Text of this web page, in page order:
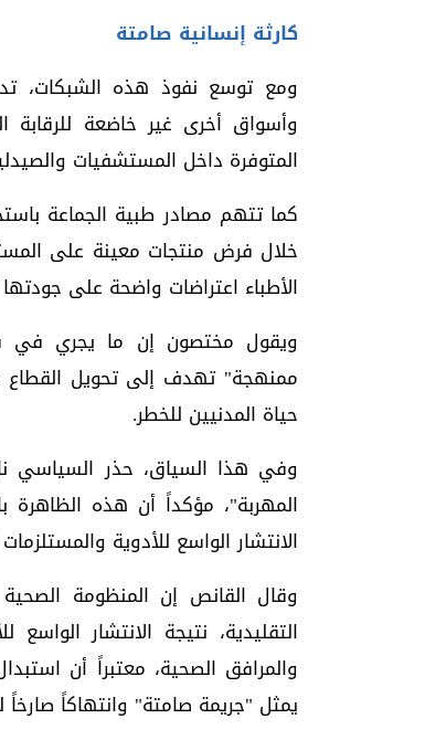
كارثة إنسانية صامتة
ومع توسع نفوذ هذه الشبكات،
وأسواق أخرى غير خاضعة للرقابة
المتوفرة داخل المستشفيات
كما تتهم مصادر طبية الجماعة
خلال فرض منتجات معينة على
الأطباء اعتراضات واضحة على
ويقول مختصون إن ما يجري في
ممنهجة" تهدف إلى تحويل القطاع
حياة المدنيين للخطر.
وفي هذا السياق، حذر السياسي
المهربة"، مؤكداً أن هذه
الانتشار الواسع للأدوية
وقال القانص إن المنظومة
التقليدية، نتيجة الانتشار
والمرافق الصحية، معتبراً أن
يمثل "جريمة صامتة" وانتهاكاً